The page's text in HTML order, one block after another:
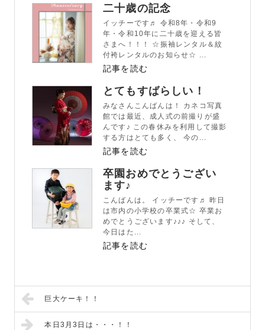
二十歳の記念
イッチーです♬ 令和8年・令和9
年・令和10年に二十歳を迎える皆
さまへ！！！ ☆振袖レンタル＆紋
付袴レンタルのお知らせ☆ ...
記事を読む
とてもすばらしい！
みなさんこんばんは！ カネコ写真
館では最近、成人式の前撮りが盛
んです♪ この春休みを利用して撮影
する方はとても多く、 今の...
記事を読む
卒園おめでとうござい
ます♪
こんばんは。 イッチーです♬ 昨日
は市内の小学校の卒業式☆ 卒業お
めでとうございます♪♪♪ そして、
今日はた...
記事を読む
巨大ケーキ！！
本日3月3日は・・・！！